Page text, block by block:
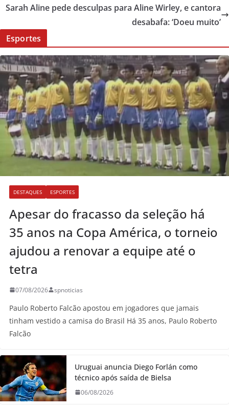
Sarah Aline pede desculpas para Aline Wirley, e cantora
desabafa: ‘Doeu muito’
Esportes
DESTAQUES ESPORTES
Apesar do fracasso da seleção há
35 anos na Copa América, o torneio
ajudou a renovar a equipe até o
tetra
07/08/2026 spnoticias
Paulo Roberto Falcão apostou em jogadores que jamais
tinham vestido a camisa do Brasil Há 35 anos, Paulo Roberto
Falcão
Uruguai anuncia Diego Forlán como
técnico após saída de Bielsa
06/08/2026